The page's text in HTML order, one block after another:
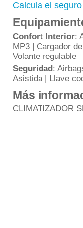
Calcula el
Confort Interior:
MP3 | Cargador
Volante regulable
Seguridad:
Asistida | Llave
Más
CLIMATIZADOR